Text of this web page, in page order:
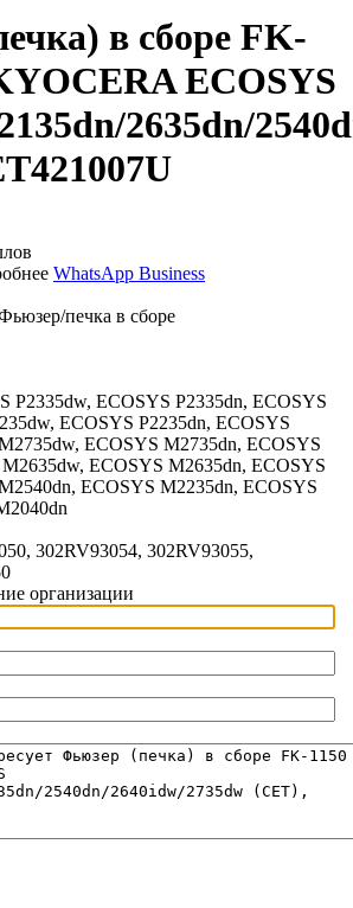
в сборе FK-
ECOSYS
2635dn/
WhatsApp Business
печка в сборе
P2335dw, ECOSYS P2335dn, ECOSYS
ECOSYS P2235dn, ECOSYS
ECOSYS M2735dn, ECOSYS
ECOSYS M2635dn, ECOSYS
ECOSYS M2235dn, ECOSYS
302RV93054, 302RV93055,
организации